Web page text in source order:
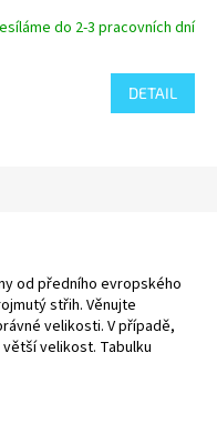
do 2-3 pracovních dní
DETAIL
od předního evropského
střih. Věnujte
velikosti. V případě,
velikost. Tabulku